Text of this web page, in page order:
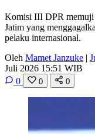
Komisi III DPR memuji
Jatim yang
pelaku internasional.
Oleh Mamet Janzuke |
Juli 2026 15:51 WIB
0
0 0